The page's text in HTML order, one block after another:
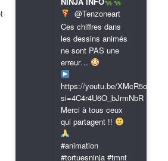
@Tenzoneart
Ces chiffres dans
les dessins animés
ne sont PAS une
erreur…
https://youtu.be/XMcR5or9N8A?
si=4C4r4U6O_bJrmNbR
Merci à tous ceux
qui partagent !!
#animation
#tortuesninja #tmnt